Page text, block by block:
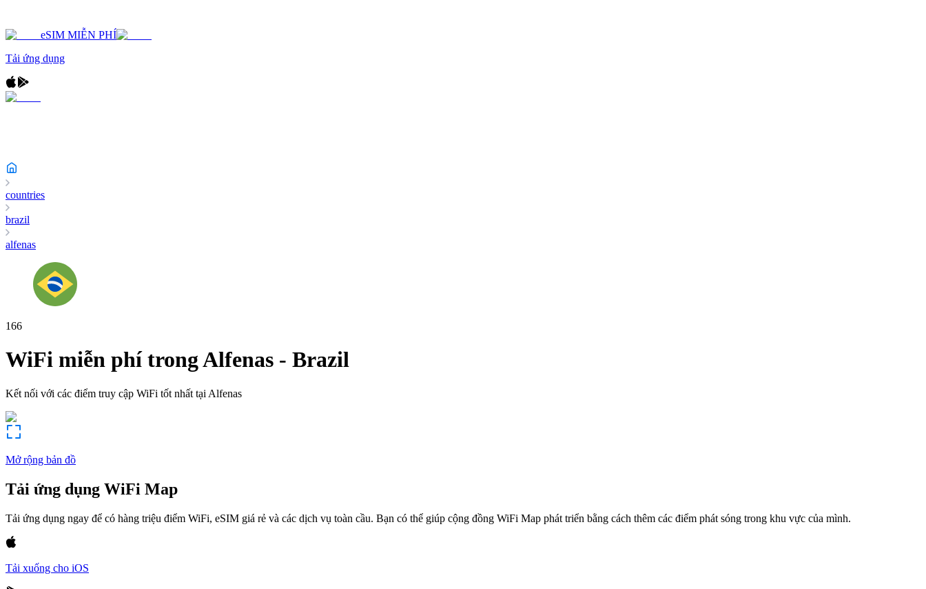
eSIM MIỄN PHÍ
Tải ứng dụng
countries
brazil
alfenas
166
WiFi miễn phí trongAlfenas - Brazil
Kết nối với các điểm truy cập WiFi tốt nhất tại Alfenas
Mở rộng bản đồ
Tải ứng dụng WiFi Map
Tải ứng dụng ngay để có hàng triệu điểm WiFi, eSIM giá rẻ và các dịch vụ toàn cầu. Bạn có thể giúp cộng đồng WiFi Map phát triển bằng cách thêm các điểm phát sóng trong khu vực của mình.
Tải xuống cho iOS